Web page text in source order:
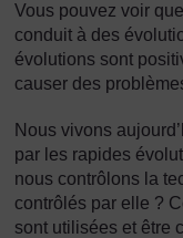
Vous pouvez voir
conduit à des
évolutions sont
causer des
Nous vivons
par les rapides
nous contrôlons la
contrôlés par elle ?
sont utilisées et être